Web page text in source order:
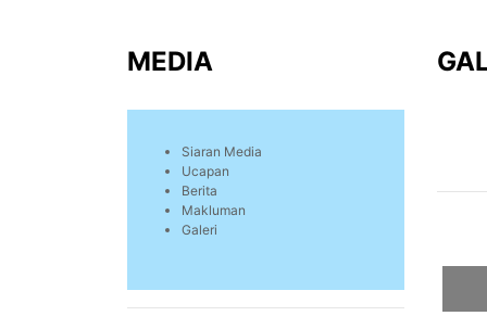
MEDIA
Siaran Media
Ucapan
Berita
Makluman
Galeri